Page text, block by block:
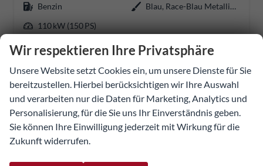
Benzin
Blau, Race-Blau Metallic (8X)
110 kW (150 PS)
37.344,55 €
UVP:41.767,70 €
incl. 20% MwSt.
inkl. NoVA
Details
Verbrauch kombiniert:6,00 l/100km
CO2-Klasse: E
CO2-Emissionen:
Wir respektieren Ihre Privatsphäre
Unsere Website setzt Cookies ein, um unsere Dienste für Sie
bereitzustellen. Hierbei berücksichtigen wir Ihre Auswahl
und verarbeiten nur die Daten für Marketing, Analytics und
Personalisierung, für die Sie uns Ihr Einverständnis geben.
Sie können Ihre Einwilligung jederzeit mit Wirkung für die
Zukunft widerrufen.